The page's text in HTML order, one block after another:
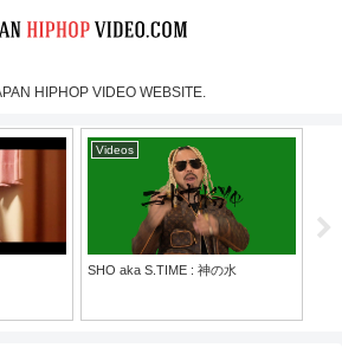
HIPHOP VIDEO WEBSITE.
Videos
SHO aka S.TIME : 神の水